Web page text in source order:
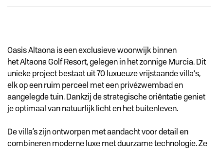
Oasis Altaona is een exclusieve woonwijk binnen
het Altaona Golf Resort, gelegen in het zonnige Murcia. Dit
unieke project bestaat uit 70 luxueuze vrijstaande villa's,
elk op een ruim perceel met een privézwembad en
aangelegde tuin. Dankzij de strategische oriëntatie geniet
je optimaal van natuurlijk licht en het buitenleven.
De villa’s zijn ontworpen met aandacht voor detail en
combineren moderne luxe met duurzame technologie. Ze